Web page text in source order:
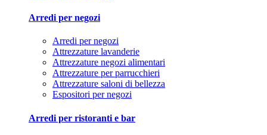
Arredi per negozi
Arredi per negozi
Attrezzature lavanderie
Attrezzature negozi alimentari
Attrezzature per parrucchieri
Attrezzature saloni di bellezza
Espositori per negozi
Arredi per ristoranti e bar